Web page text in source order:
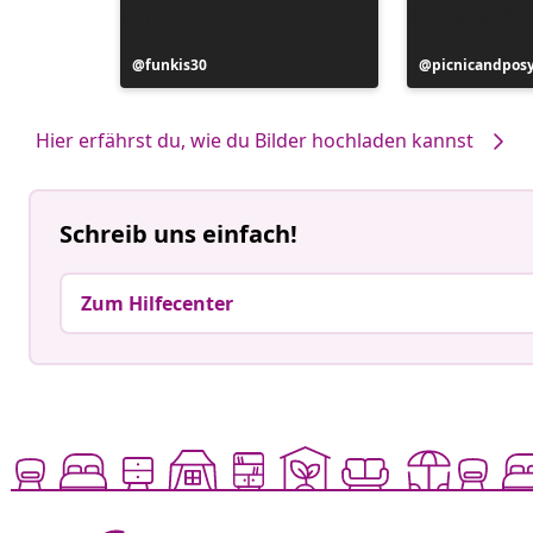
Beitrag
veröffentlicht
funkis30
Beitrag
veröffentlicht
Hier erfährst du, wie du Bilder hochladen kannst
Schreib uns einfach!
Zum Hilfecenter